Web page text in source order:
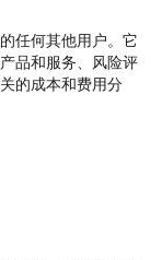
任何其他用户。它
品和服务、风险评
的成本和费用分